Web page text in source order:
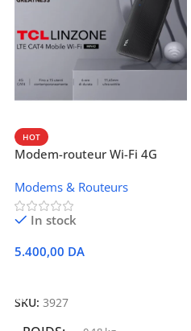
HOT
Modem-routeur Wi-Fi 4G
Modems & Routeurs
In stock
5.400,00 DA
SKU: 3927